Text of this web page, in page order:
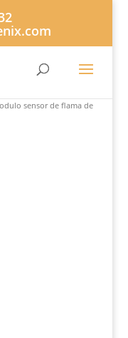
sensor de flama de